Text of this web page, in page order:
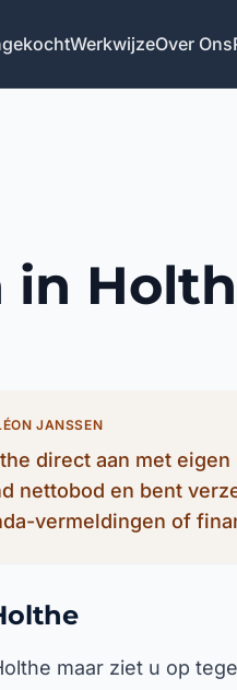
WerkwijzeOver Ons
in
JANSSEN
direct aan met
nettobod en bent
vermeldingen of
maar ziet u op